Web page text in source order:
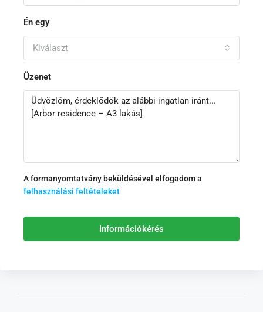
Én egy
Kiválaszt
Üzenet
A formanyomtatvány beküldésével elfogadom a
felhasználási feltételeket
Információkérés